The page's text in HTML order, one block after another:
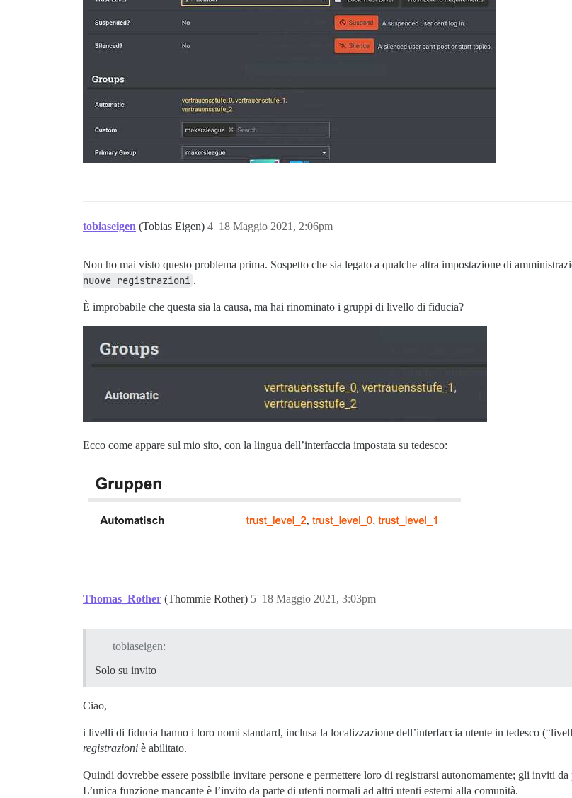
tobiaseigen (Tobias Eigen) 18 Maggio 2021, 2:06pm
4
Non ho mai visto questo problema prima. Sospetto che sia legato a qualche altra impostazione di
nuove registrazioni .
È improbabile che questa sia la causa, ma hai rinominato i gruppi di livello di fiducia?
Ecco come appare sul mio sito, con la lingua dell’interfaccia impostata su tedesco:
Thomas_Rother (Thommie Rother) 18 Maggio 2021, 3:03pm
5
tobiaseigen:
Solo su invito
Ciao,
i livelli di fiducia hanno i loro nomi standard, inclusa la localizzazione dell’interfaccia utente in tedesco
registrazioni è abilitato.
Quindi dovrebbe essere possibile invitare persone e permettere loro di registrarsi autonomamente; gli inviti
L’unica funzione mancante è l’invito da parte di utenti normali ad altri utenti esterni alla comunità.